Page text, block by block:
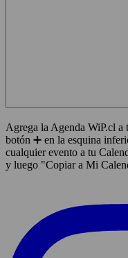
Agrega la Agenda WiP.cl a
botón ➕ en la esquina
cualquier evento a tu
y luego "Copiar a Mi